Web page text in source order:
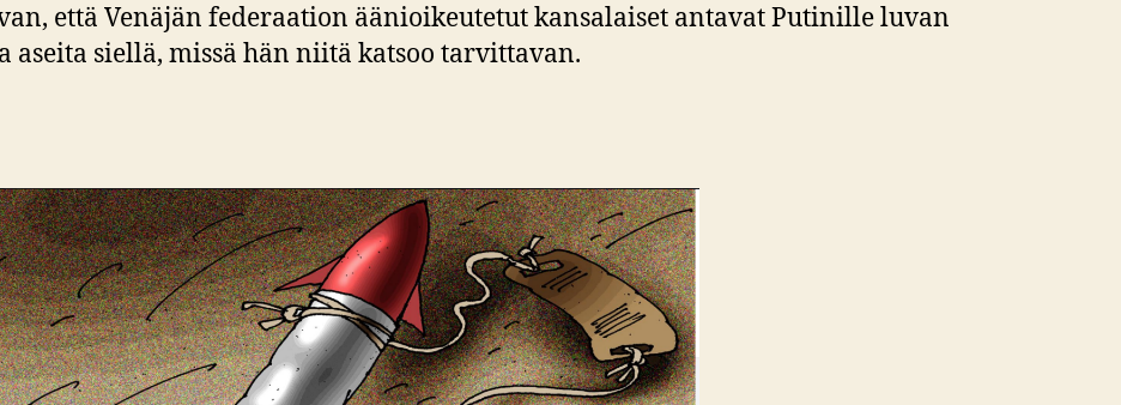
että Venäjän federaation äänioikeutetut kansalaiset antavat Putinille luvan
siellä, missä hän niitä katsoo tarvittavan.